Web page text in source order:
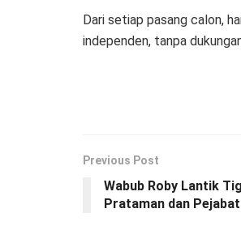
Dari setiap pasang calon,
independen, tanpa
Previous Post
Wabub Roby Lantik
Prataman dan